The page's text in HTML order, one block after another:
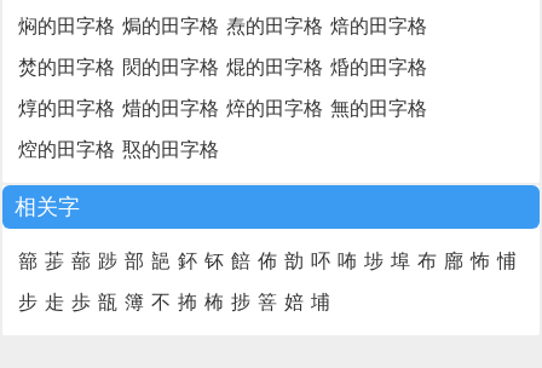
焖的田字格 焗的田字格 焘的田字格 焙的田字格
焚的田字格 焛的田字格 焜的田字格 焝的田字格
焞的田字格 焟的田字格 焠的田字格 無的田字格
焢的田字格 焣的田字格
相关字
篰 荹 蔀 踄 部 郶 鈈 钚 餢 佈 勏 吥 咘 埗 埠 布 廍 怖 悑
步 歨 歩 瓿 簿 不 抪 柨 捗 箁 婄 埔